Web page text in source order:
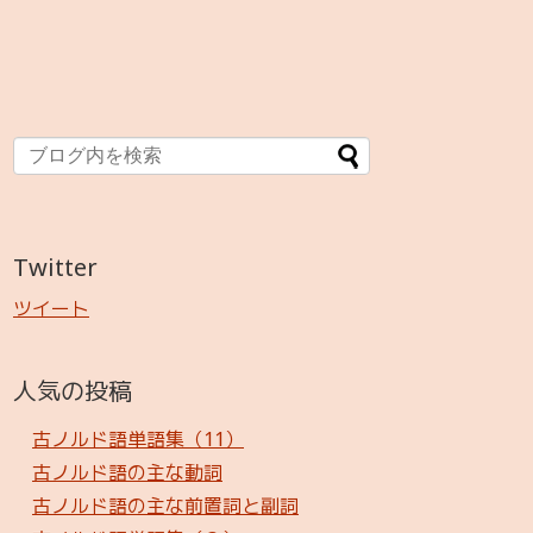
Twitter
ツイート
人気の投稿
古ノルド語単語集（11）
古ノルド語の主な動詞
古ノルド語の主な前置詞と副詞